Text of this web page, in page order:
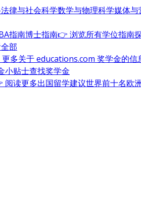
法律与社会科学数学与物理科学媒体与
指南博士指南👉 浏览所有学位指南
部
多关于 educations.com 奖学金的信
小贴士查找奖学金
阅读更多出国留学建议世界前十名欧